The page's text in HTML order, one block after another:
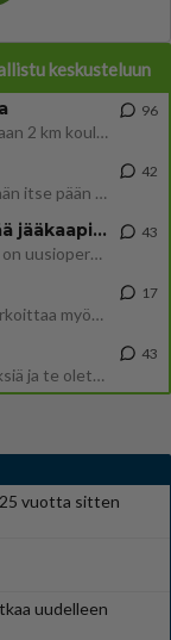
keskusteluun
Hesarissa päivitellään lapset joutuu nyt kulkemaan 2 km kouluun jösses. Ruostefillarilla tuo matka menee vaikka miten äk
96
Mutta mies vain tuijottaa, siinä vaiheessa käännän itse pään pois. Mikä juttu? Yleensä jos joku tuijottaa tai katsoo, hä
42
Uusioperheen aikuiset lapset tyhjentää jääkaapin käydessään
Miten selvittäisitte seuraavan ongelman, meillä on uusioperhe, minulla teini-ikäiset lapset ja puolisolla aikuiset, jotk
43
Lomat on monella lomailtu ja arki alkaa. Se voi tarkoittaa myös sitä, että grillailut on grillattu ja palataan arjen ruo
17
Miksi se että mies on seksuaalinen ja haluaa seksiä ja te olette hänen mielestänne haluttava on vastenmielistä? Mikä sii
43
25 vuotta sitten
uudelleen